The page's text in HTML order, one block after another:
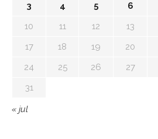
3
4 5 6
10
11 12 13
17
18 19 20
24
25 26 27
31
« jul